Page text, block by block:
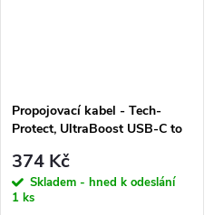
Propojovací kabel - Tech-
Protect, UltraBoost USB-C to
374 Kč
Skladem - hned k odeslání
1 ks